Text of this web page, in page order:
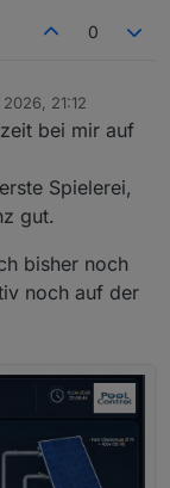
0
21:12
bei mir auf
Spielerei,
gut.
bisher noch
noch auf der